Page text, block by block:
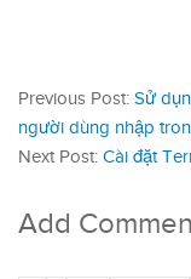
Previous Post: Sử
người dùng nhập
Next Post: Cài đặt
Add